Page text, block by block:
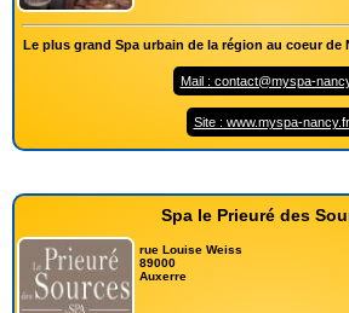
Le plus grand Spa urbain de la région au coeur de
Mail : contact@myspa-
Site : www.myspa-nancy.fr
Spa le Prieuré des
rue Louise Weiss
89000
Auxerre